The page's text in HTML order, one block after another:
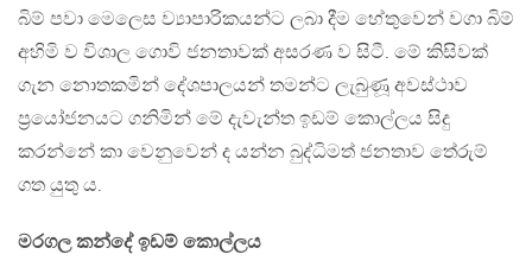
බිම් පවා මෙලෙස ව්‍යාපාරිකයන්ට ලබා දීම හේතුවෙන් වගා බිම්
අහිමි ව විශාල ගොවි ජනතාවක් අසරණ ව සිටී. මේ කිසිවක්
ගැන නොතකමින් දේශපාලයන් තමන්ට ලැබුණූ අවස්ථාව
ප‍්‍රයෝජනයට ගනිමින් මේ දැවැන්ත ඉඩම් කොල්ලය සිදු
කරන්නේ කා වෙනුවෙන් ද යන්න බුද්ධිමත් ජනතාව තේරුම්
ගත යුතු ය.
මරගල කන්දේ ඉඩම් කොල්ලය